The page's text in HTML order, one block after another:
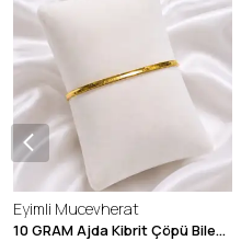
Eyimli Mucevherat
10 GRAM Ajda Kibrit Çöpü Bilezik 22 Ayar 22BLZ003